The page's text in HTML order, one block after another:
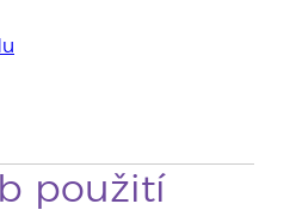
použití